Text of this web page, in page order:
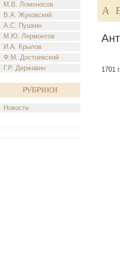
М.В. Ломоносов
В.А. Жуковский
А.С. Пушкин
М.Ю. Лермонтов
И.А. Крылов
Ф.М. Достоевский
Г.Р. Державин
Рубрики
Новости
А
1701